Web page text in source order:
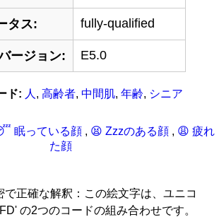
タス: fully-qualified
ージョン: E5.0
ド: 人 , 高齢者, 中間肌, 年齢, シニア
眠っている顔 , 😫 Zzzのある顔 , 😩 疲れ
た顔
で正確な解釈：この絵文字は、ユニコ
の2つのコードの組み合わせです。